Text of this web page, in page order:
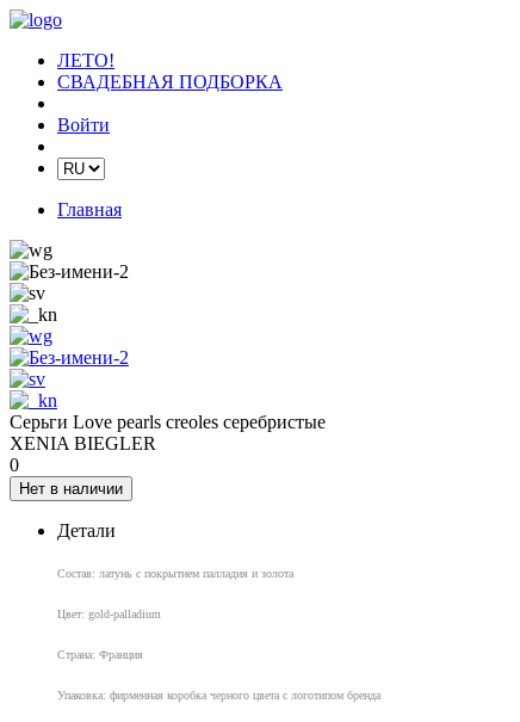
ЛЕТО!
СВАДЕБНАЯ ПОДБОРКА
Войти
Главная
Серьги Love pearls creoles серебристые
XENIA BIEGLER
0
Нет в наличии
Детали
Состав: латунь с покрытием палладия и золота
Цвет: gold-palladium
Страна: Франция
Упаковка: фирменная коробка черного цвета с логотипом бренда